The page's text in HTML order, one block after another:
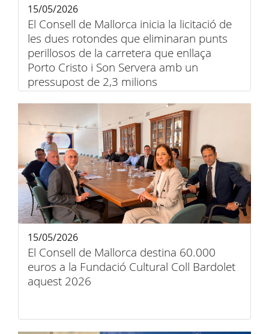
El Consell de Mallorca inicia la licitació de
les dues rotondes que eliminaran punts
perillosos de la carretera que enllaça
Porto Cristo i Son Servera amb un
pressupost de 2,3 milions
15/05/2026
El Consell de Mallorca destina 60.000
euros a la Fundació Cultural Coll Bardolet
aquest 2026
15/05/2026